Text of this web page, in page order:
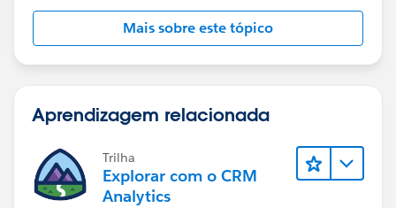
Mais sobre este tópico
Aprendizagem relacionada
Trilha
Explorar com o CRM
Analytics